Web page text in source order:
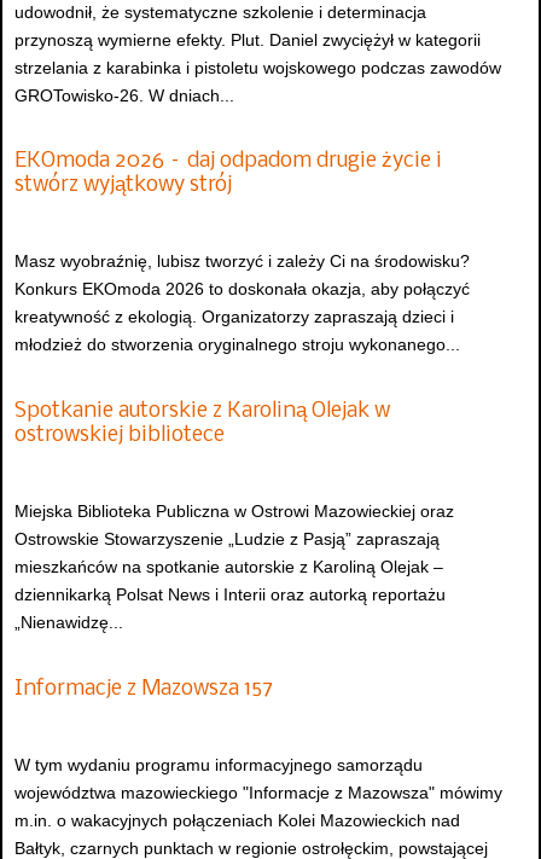
udowodnił, że systematyczne szkolenie i determinacja
przynoszą wymierne efekty. Plut. Daniel zwyciężył w kategorii
strzelania z karabinka i pistoletu wojskowego podczas zawodów
GROTowisko-26. W dniach...
EKOmoda 2026 – daj odpadom drugie życie i
stwórz wyjątkowy strój
Masz wyobraźnię, lubisz tworzyć i zależy Ci na środowisku?
Konkurs EKOmoda 2026 to doskonała okazja, aby połączyć
kreatywność z ekologią. Organizatorzy zapraszają dzieci i
młodzież do stworzenia oryginalnego stroju wykonanego...
Spotkanie autorskie z Karoliną Olejak w
ostrowskiej bibliotece
Miejska Biblioteka Publiczna w Ostrowi Mazowieckiej oraz
Ostrowskie Stowarzyszenie „Ludzie z Pasją” zapraszają
mieszkańców na spotkanie autorskie z Karoliną Olejak –
dziennikarką Polsat News i Interii oraz autorką reportażu
„Nienawidzę...
Informacje z Mazowsza 157
W tym wydaniu programu informacyjnego samorządu
województwa mazowieckiego "Informacje z Mazowsza" mówimy
m.in. o wakacyjnych połączeniach Kolei Mazowieckich nad
Bałtyk, czarnych punktach w regionie ostrołęckim, powstającej